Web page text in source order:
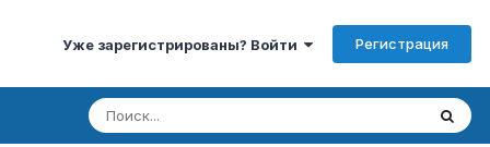
Уже зарегистрированы? Войти Регистрация